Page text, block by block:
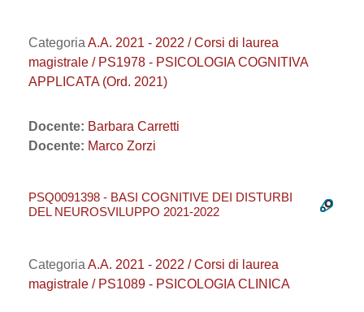
Categoria A.A. 2021 - 2022 / Corsi di laurea
magistrale / PS1978 - PSICOLOGIA COGNITIVA
APPLICATA (Ord. 2021)
Docente: Barbara Carretti
Docente: Marco Zorzi
PSQ0091398 - BASI COGNITIVE DEI DISTURBI
DEL NEUROSVILUPPO 2021-2022
Categoria A.A. 2021 - 2022 / Corsi di laurea
magistrale / PS1089 - PSICOLOGIA CLINICA